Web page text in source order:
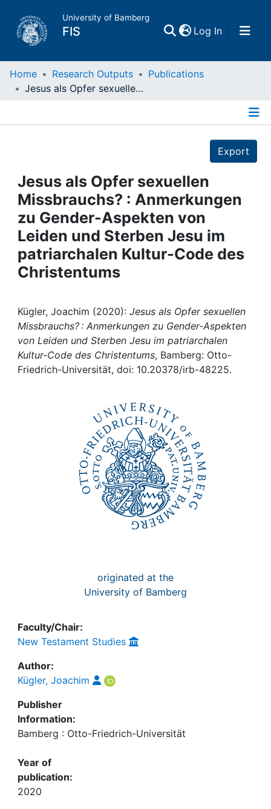
University of Bamberg
FIS Log In(current)
Home
Projects
People
Institutions
Awards
Help
Home Research Outputs
Publications
Jesus als Opfer sexuellen Missbrauchs? : Anmerkungen zu Gender-Aspekten von Leiden und Sterben Jesu im patriarchalen Kultur-Code des Christentums
Export
Jesus als Opfer sexuellen
Missbrauchs? : Anmerkungen
zu Gender-Aspekten von
Leiden und Sterben Jesu im
patriarchalen Kultur-Code des
Christentums
Kügler, Joachim (2020): Jesus als Opfer sexuellen
Missbrauchs? : Anmerkungen zu Gender-Aspekten
von Leiden und Sterben Jesu im patriarchalen
Kultur-Code des Christentums, Bamberg: Otto-
Friedrich-Universität, doi: 10.20378/irb-48225.
originated at the
University of Bamberg
Faculty/Chair:
New Testament Studies
Author:
Kügler, Joachim
Publisher
Information:
Bamberg : Otto-Friedrich-Universität
Year of
publication:
2020